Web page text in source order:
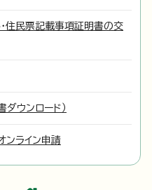
住民票記載事項証明書の交
ダウンロード）
ンライン申請